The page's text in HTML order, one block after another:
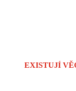
EXISTUJÍ